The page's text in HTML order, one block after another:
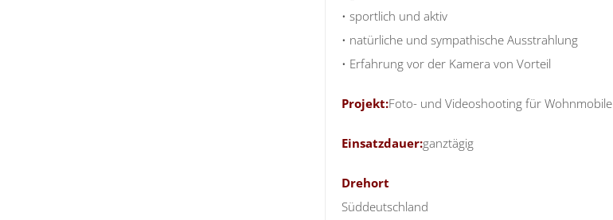
• sportlich und aktiv
• natürliche und sympathische Ausstrahlung
• Erfahrung vor der Kamera von Vorteil
Projekt:Foto- und Videoshooting für Wohnmobile
Einsatzdauer:ganztägig
Drehort
Süddeutschland